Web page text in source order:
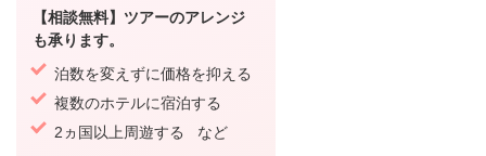
【相談無料】ツアーのアレンジ
も承ります。
泊数を変えずに価格を抑える
複数のホテルに宿泊する
2ヵ国以上周遊する など